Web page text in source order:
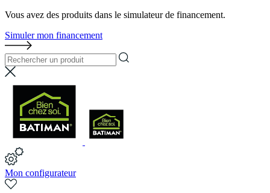
Vous avez des produits dans le simulateur de financement.
Simuler mon financement
Mon configurateur